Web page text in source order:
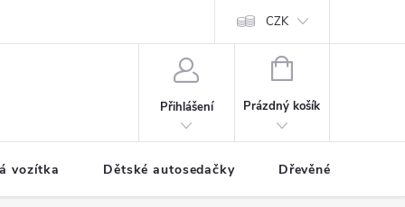
CZK
Přihlášení
NÁKUPNÍ
Prázdný košík
vozítka Dětské autosedačky Dřevěné hračky